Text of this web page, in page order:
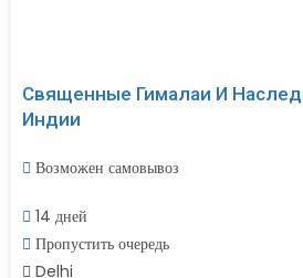
Священные Гималаи И
Индии
Возможен самовывоз
14 дней
Пропустить очередь
Delhi